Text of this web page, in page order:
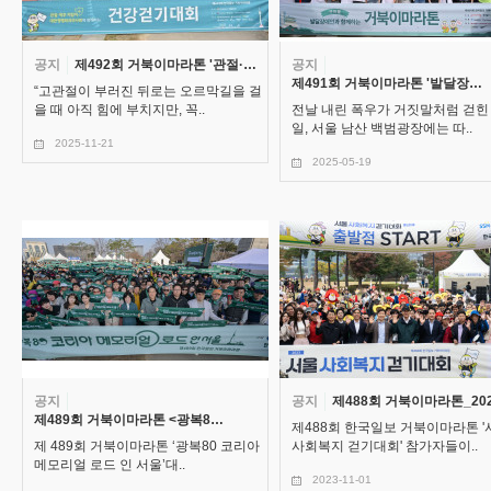
공지
제492회 거북이마라톤 '관절·…
“고관절이 부러진 뒤로는 오르막길을 걸
을 때 아직 힘에 부치지만, 꼭..
2025-11-21
공지
제491회 거북이마라톤 '발달장…
전날 내린 폭우가 거짓말처럼 걷
일, 서울 남산 백범광장에는 따..
2025-05-19
공지
제489회 거북이마라톤 <광복8…
제 489회 거북이마라톤 ‘광복80 코리아
메모리얼 로드 인 서울’대..
공지
제488회 거북이마라톤
제488회 한국일보 거북이마라톤 '
사회복지 걷기대회' 참가자들이..
2023-11-01